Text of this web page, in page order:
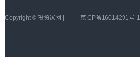
Copyright © 投资家网 | 京ICP备16014291号-